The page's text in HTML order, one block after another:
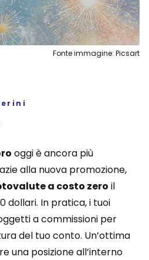
Fonte immagine: Picsart
oggi è ancora più
alla nuova promozione,
a costo zero il
dollari. In pratica, i tuoi
a commissioni per
del tuo conto. Un’ottima
una posizione all’interno